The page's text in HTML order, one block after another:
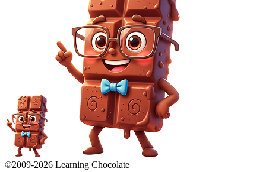
©2009-2026 Learning Chocolate